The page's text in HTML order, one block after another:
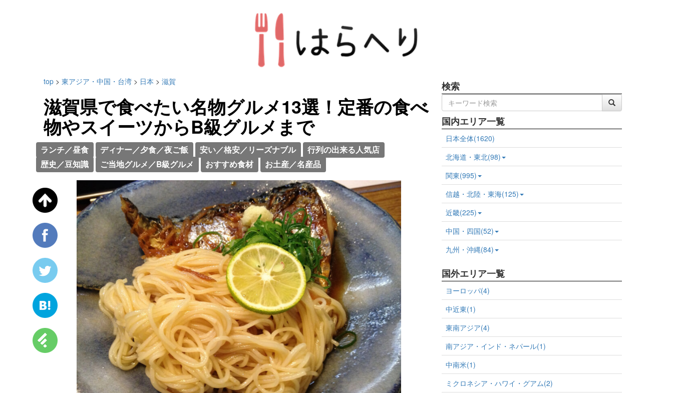
top > 東アジア・中国・台湾 > 日本 > 滋賀
滋賀県で食べたい名物グルメ13選！定番の食べ
物やスイーツからB級グルメまで
ランチ／昼食 ディナー／夕食／夜ご飯 安い／格安／リーズナブル
行列の出来る人気店
歴史／豆知識
ご当地グルメ／B級グルメ おすすめ食材 お土産／名産品
検索
国内エリア一覧
日本全体(1620)
北海道・東北(98)
関東(995)
信越・北陸・東海(125)
近畿(225)
中国・四国(52)
九州・沖縄(84)
国外エリア一覧
ヨーロッパ(4)
中近東(1)
東南アジア(4)
南アジア・インド・ネパール(1)
中南米(1)
ミクロネシア・ハワイ・グアム(2)